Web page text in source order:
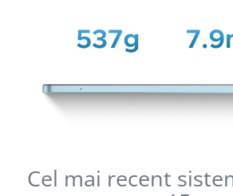
Cel mai recent